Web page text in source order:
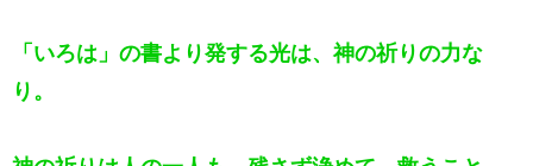
「いろは」の書より発する光は、神の祈りの力な
り。